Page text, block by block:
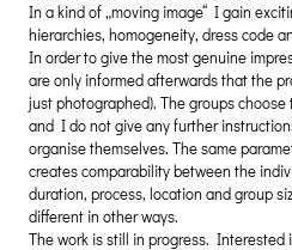
In a kind of „moving image“ I gain
hierarchies, homogeneity, dress code
In order to give the most genuine
are only informed afterwards that the
just photographed). The groups
and I do not give any further
organise themselves. The same
creates comparability between the
duration, process, location and group
different in other ways.
The work is still in progress. Interested